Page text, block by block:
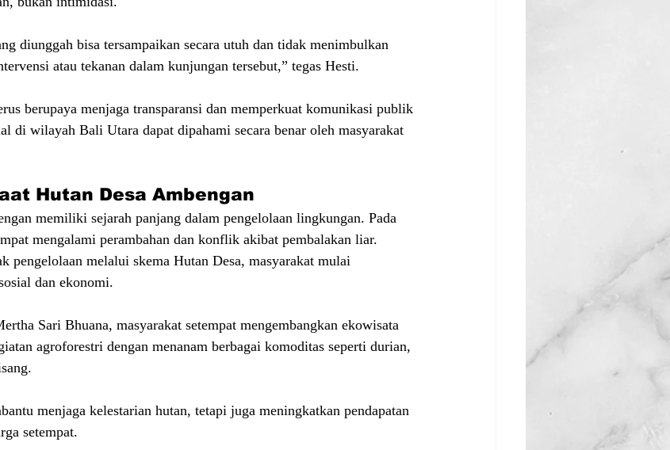
diunggah bisa tersampaikan secara utuh dan tidak menimbulkan
atau tekanan dalam kunjungan tersebut,” tegas Hesti.
berupaya menjaga transparansi dan memperkuat komunikasi publik
di wilayah Bali Utara dapat dipahami secara benar oleh masyarakat
Hutan Desa Ambengan
memiliki sejarah panjang dalam pengelolaan lingkungan. Pada
mengalami perambahan dan konflik akibat pembalakan liar.
pengelolaan melalui skema Hutan Desa, masyarakat mulai
dan ekonomi.
Sari Bhuana, masyarakat setempat mengembangkan ekowisata
agroforestri dengan menanam berbagai komoditas seperti durian,
menjaga kelestarian hutan, tetapi juga meningkatkan pendapatan
setempat.